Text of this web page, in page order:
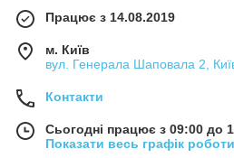
Працює з 14.08.2019
м. Київ
вул. Генерала Шаповала 2,
Контакти
Сьогодні працює з 09:00 до
Показати весь графік роботи